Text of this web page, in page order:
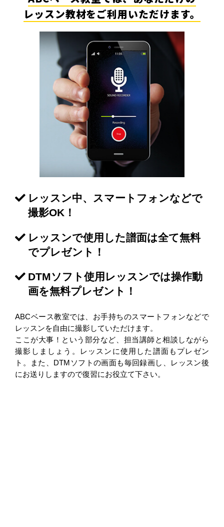
レッスン教材をご利用いただけます。
レッスン中、スマートフォンなどで
撮影OK！
レッスンで使用した譜面は全て無料
でプレゼント！
DTMソフト使用レッスンでは操作動
画を無料プレゼント！
ABCベース教室では、お手持ちのスマートフォンなどで
レッスンを自由に撮影していただけます。
ここが大事！という部分など、担当講師と相談しながら
撮影しましょう。レッスンに使用した譜面もプレゼン
ト。また、DTMソフトの画面も毎回録画し、レッスン後
にお送りしますので復習にお役立て下さい。